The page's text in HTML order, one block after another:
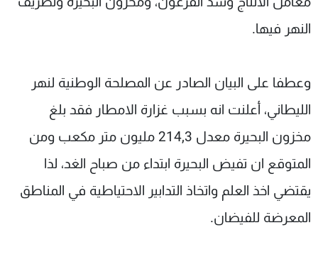
النهر فيها.
وعطفا على البيان الصادر عن المصلحة الوطنية لنهر
الليطاني، أعلنت انه بسبب غزارة الامطار فقد بلغ
مخزون البحيرة معدل 214,3 مليون متر مكعب ومن
المتوقع ان تفيض البحيرة ابتداء من صباح الغد، لذا
يقتضي اخذ العلم واتخاذ التدابير الاحتياطية في المناطق
المعرضة للفيضان.